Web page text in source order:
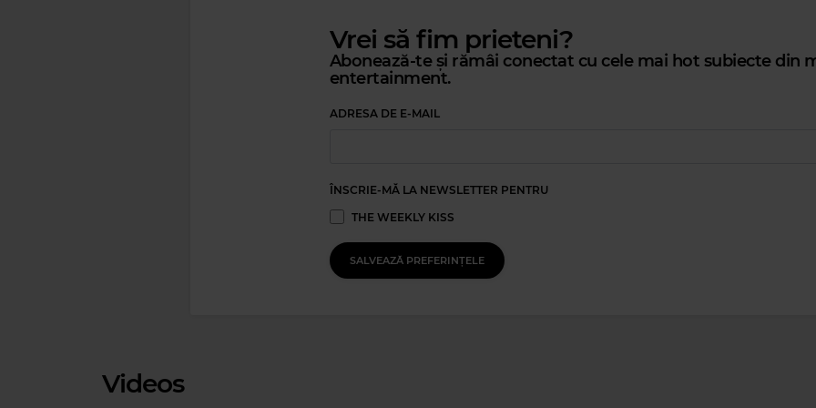
Magic Jazz
Vrei să fim prieteni?
Abonează-te și rămâi conectat cu cele mai hot subiecte din
entertainment.
ADRESA DE E-MAIL
ÎNSCRIE-MĂ LA NEWSLETTER PENTRU
THE WEEKLY KISS
SALVEAZĂ PREFERINȚELE
Videos